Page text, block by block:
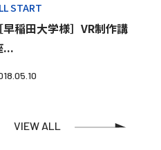
START
［早稲田大学様］VR制作講
...
VIEW ALL